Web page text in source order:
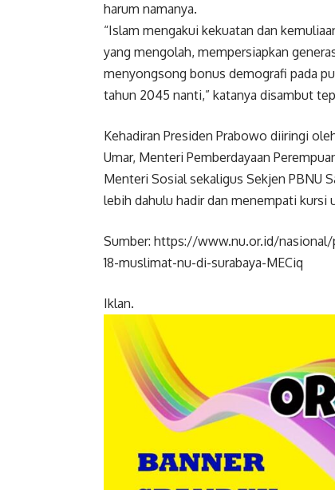
harum namanya.
“Islam mengakui kekuatan dan
yang mengolah, mempersiapkan
menyongsong bonus demografi pada
tahun 2045 nanti,” katanya disambut
Kehadiran Presiden Prabowo diiringi
Umar, Menteri Pemberdayaan
Menteri Sosial sekaligus Sekjen PBNU
lebih dahulu hadir dan menempati kursi
Sumber: https://www.nu.or.id/
18-muslimat-nu-di-surabaya-MECiq
Iklan.